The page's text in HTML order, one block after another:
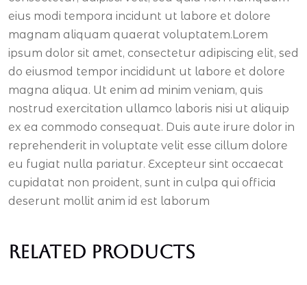
eius modi tempora incidunt ut labore et dolore
magnam aliquam quaerat voluptatem.Lorem
ipsum dolor sit amet, consectetur adipiscing elit, sed
do eiusmod tempor incididunt ut labore et dolore
magna aliqua. Ut enim ad minim veniam, quis
nostrud exercitation ullamco laboris nisi ut aliquip
ex ea commodo consequat. Duis aute irure dolor in
reprehenderit in voluptate velit esse cillum dolore
eu fugiat nulla pariatur. Excepteur sint occaecat
cupidatat non proident, sunt in culpa qui officia
deserunt mollit anim id est laborum
Related products